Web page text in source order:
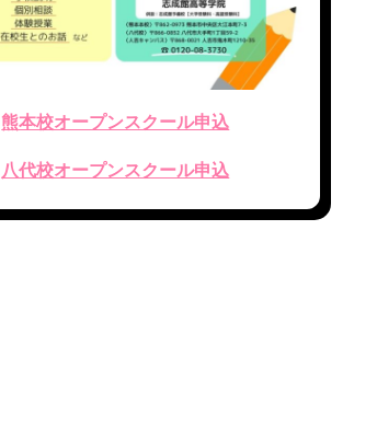
熊本校オープンスクール申込
八代校オープンスクール申込